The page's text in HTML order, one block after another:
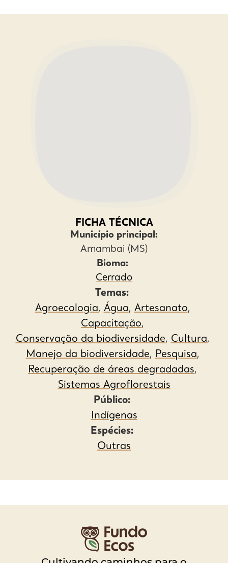
FICHA TÉCNICA
Município principal:
Amambai (MS)
Bioma:
Cerrado
Temas:
Agroecologia, Água, Artesanato,
Capacitação,
Conservação da biodiversidade, Cultura,
Manejo da biodiversidade, Pesquisa,
Recuperação de áreas degradadas,
Sistemas Agroflorestais
Público:
Indígenas
Espécies:
Outras